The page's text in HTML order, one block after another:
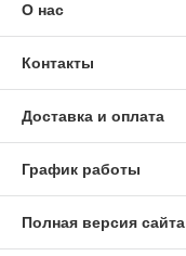
О нас
Контакты
Доставка и оплата
График работы
Полная версия сайта